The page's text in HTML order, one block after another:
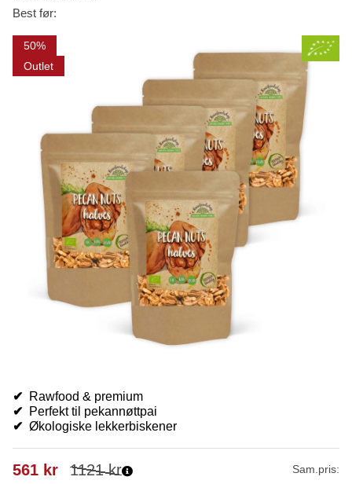
Best før:
50
Outlet
Produktbilder Pekannøtter Premium RAW ØKO 250g x 5
✔
Rawfood & premium
✔
Perfekt til pekannøttpai
✔ Økologiske lekkerbiskener
1121kr
561 kr Sam.pris: